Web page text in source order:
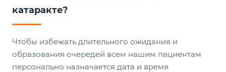
катаракте?
Чтобы избежать длительного ожидания и
образования очередей всем нашим пациентам
персонально назначается дата и время